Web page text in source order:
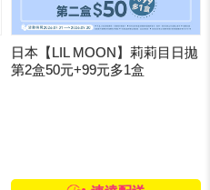
日本【LIL MOON】莉莉目日拋
第2盒50元+99元多1盒